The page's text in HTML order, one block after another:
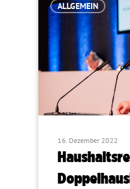
ALLGEMEIN
16. Dezember 2022